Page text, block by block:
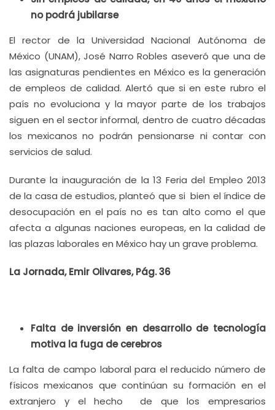
no podrá jubilarse
El rector de la Universidad Nacional Autónoma de
México (UNAM), José Narro Robles aseveró que una de
las asignaturas pendientes en México es la generación
de empleos de calidad. Alertó que si en este rubro el
país no evoluciona y la mayor parte de los trabajos
siguen en el sector informal, dentro de cuatro décadas
los mexicanos no podrán pensionarse ni contar con
servicios de salud.
Durante la inauguración de la 13 Feria del Empleo 2013
de la casa de estudios, planteó que si bien el índice de
desocupación en el país no es tan alto como el que
afecta a algunas naciones europeas, en la calidad de
las plazas laborales en México hay un grave problema.
La Jornada, Emir Olivares, Pág. 36
Falta de inversión en desarrollo de tecnología
motiva la fuga de cerebros
La falta de campo laboral para el reducido número de
físicos mexicanos que continúan su formación en el
extranjero y el hecho de que los empresarios